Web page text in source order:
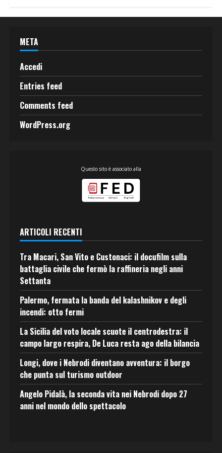
META
Accedi
Entries feed
Comments feed
WordPress.org
Questo sito è associato alla
ARTICOLI RECENTI
Tra Macari, San Vito e Custonaci: il docufilm sulla
battaglia civile che fermò la raffineria negli anni
Settanta
Palermo, fermata la banda del kalashnikov e degli
incendi: otto fermi
La Sicilia del voto locale scuote il centrodestra: il
campo largo respira, De Luca resta ago della bilancia
Longi, dove i Nebrodi diventano avventura: il borgo
che punta sul turismo outdoor
Angelo Pidalà, la seconda vita nei Nebrodi dopo 27
anni nel mondo dello spettacolo